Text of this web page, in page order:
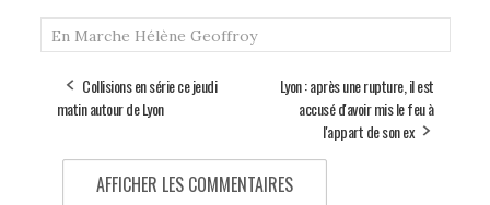
En Marche Hélène Geoffroy
Collisions en série ce jeudi
matin autour de Lyon
Lyon : après une rupture, il est
accusé d'avoir mis le feu à
l'appart de son ex
AFFICHER LES COMMENTAIRES